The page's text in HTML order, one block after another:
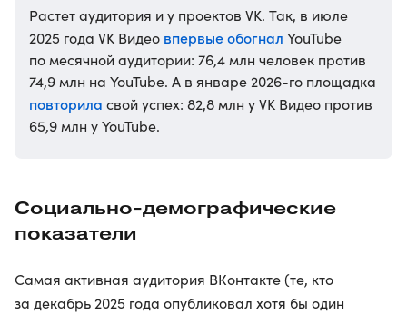
Растет аудитория и у проектов VK. Так, в июле
2025 года VK Видео впервые обогнал YouTube
по месячной аудитории: 76,4 млн человек против
74,9 млн на YouTube. А в январе 2026-го площадка
повторила свой успех: 82,8 млн у VK Видео против
65,9 млн у YouTube.
Социально-демографические
показатели
Самая активная аудитория ВКонтакте (те, кто
за декабрь 2025 года опубликовал хотя бы один